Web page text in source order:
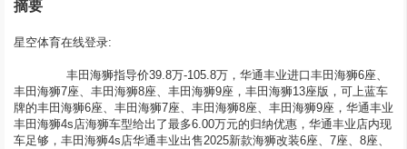
摘要
星空体育在线登录:
丰田海狮7座、丰田海狮8座、丰田海狮9座，丰田海狮13座版，可上蓝车
牌的丰田海狮6座、丰田海狮7座、丰田海狮8座、丰田海狮9座，华通丰业
丰田海狮4s店海狮车型给出了最多6.00万元的归纳优惠，华通丰业店内现
车足够，丰田海狮4s店华通丰业出售2025新款海狮改装6座、7座、8座、